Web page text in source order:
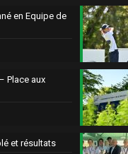
en Equipe de
Place aux
et résultats